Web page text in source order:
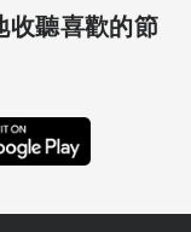
收聽喜歡的節